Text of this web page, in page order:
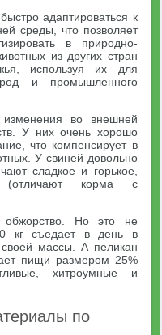
адаптироваться к
среды, что позволяет
в природно-
из других стран
используя их для
и промышленного
во внешней
У них очень хорошо
что компенсирует в
У свиней довольно
сладкое и горькое,
(отличают корма с
обжорство. Но это не
кг съедает в день в
массы. А пеликан
пищи размером 25%
хитроумные и
по